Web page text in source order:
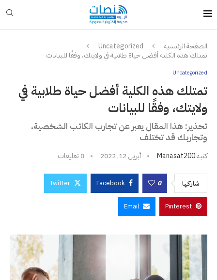
الصفحة الرئيسية
Uncategorized
تمتلك هذه الكلية أفضل حياة طلابية في ولايتك، وفقًا للبيانات
Uncategorized
تمتلك هذه الكلية أفضل حياة طلابية في
ولايتك، وفقًا للبيانات
تحذير: هذا المقال يعبر عن تجارب الكاتب الشخصية،
وتجاربك قد تختلف
كتبهManasat200 أبريل 12, 2022 0 تعليقات
شاركها 0
Facebook
Twitter
Pinterest
Email